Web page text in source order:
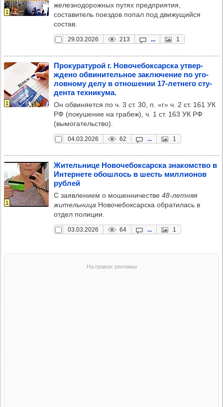
1
железнодорожных путях предприятия,
составитель поездов попал под движущийся
состав.
29.03.2026 213 ... 1
1
Про­ку­ра­ту­рой г. Ново­че­бок­сар­ска утвер­
ждено обви­ни­тель­ное зак­лю­че­ние по уго­
лов­ному делу в отно­ше­нии 17-лет­него сту­
дента тех­ни­кума.
Он обвиняется по ч. 3 ст. 30, п. «г» ч. 2 ст. 161 УК
РФ (покушение на грабеж), ч. 1 ст. 163 УК РФ
(вымогательство).
04.03.2026 62 ... 1
1
Житель­нице Ново­че­бок­сар­ска зна­комс­тво в
Интер­нете обош­лось в шесть мил­ли­онов
руб­лей
С заявлением о мошенничестве 48-летняя
жительница Новочебоксарска обратилась в
отдел полиции.
03.03.2026 64 ... 1